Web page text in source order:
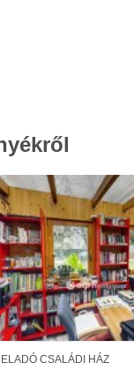
ELADÓ CSALÁDI HÁZ